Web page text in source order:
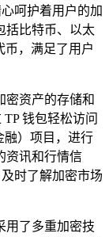
呵护着用户的加
括比特币、以太
币，满足了用户
密资产的存储和
钱包轻松访问
融）项目，进行
资讯和行情信
时了解加密市场
用了多重加密技